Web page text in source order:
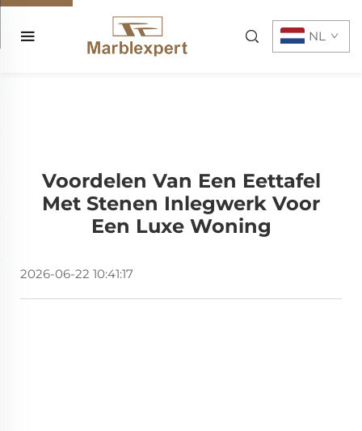
NL
Voordelen Van Een Eettafel
Met Stenen Inlegwerk Voor
Een Luxe Woning
2026-06-22 10:41:17